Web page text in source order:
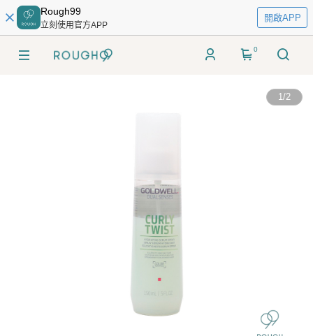
Rough99
立刻使用官方APP
開啟APP
0
1/2